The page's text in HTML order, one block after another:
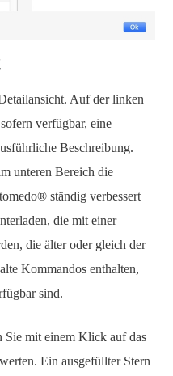
Auf der linken
verfügbar, eine
Beschreibung.
unteren Bereich die
ständig verbessert
die mit einer
die älter oder gleich der
Kommandos enthalten,
sind.
Sie mit einem Klick auf das
Ein ausgefüllter Stern